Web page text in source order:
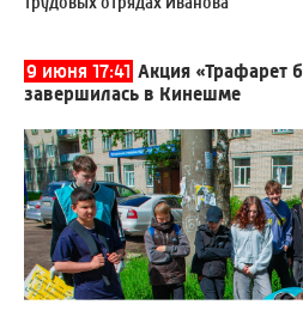
9 июня 17:41 Акция «Трафарет
завершилась в Кинешме